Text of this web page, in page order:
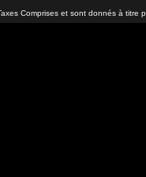
Comprises et sont donnés à